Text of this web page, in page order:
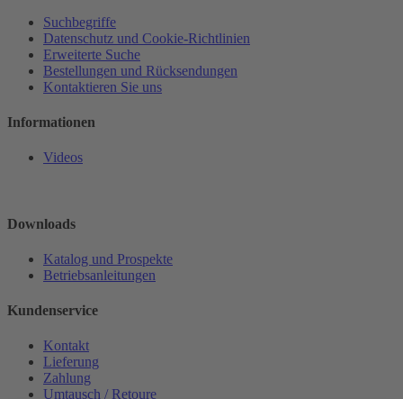
Suchbegriffe
Datenschutz und Cookie-Richtlinien
Erweiterte Suche
Bestellungen und Rücksendungen
Kontaktieren Sie uns
Informationen
Videos
Downloads
Katalog und Prospekte
Betriebsanleitungen
Kundenservice
Kontakt
Lieferung
Zahlung
Umtausch / Retoure